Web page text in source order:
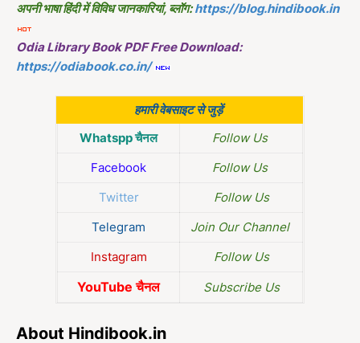
अपनी भाषा हिंदी में विविध जानकारियां, ब्लॉग: https://blog.hindibook.in
Odia Library Book PDF Free Download:
https://odiabook.co.in/
हमारी वेबसाइट से जुड़ें
Whatspp चैनल
Follow Us
Facebook
Follow Us
Twitter
Follow Us
Telegram
Join Our Channel
Instagram
Follow Us
YouTube चैनल Subscribe Us
About Hindibook.in